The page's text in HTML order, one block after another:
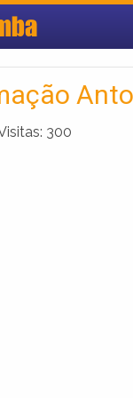
300